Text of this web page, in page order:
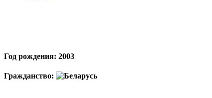
Год рождения: 2003
Гражданство: